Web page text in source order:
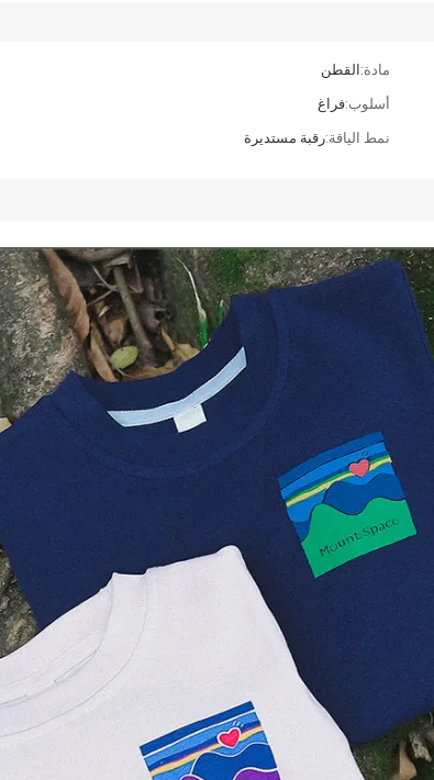
مادة:القطن
أسلوب:فراغ
نمط الياقة:رقبة مستديرة